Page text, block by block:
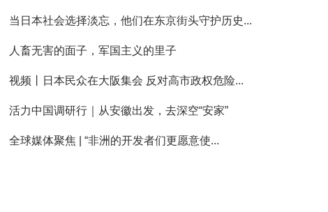
当日本社会选择淡忘，他们在东京街头守护历史...
人畜无害的面子，军国主义的里子
视频丨日本民众在大阪集会 反对高市政权危险...
活力中国调研行｜从安徽出发，去深空“安家”
全球媒体聚焦 | “非洲的开发者们更愿意使...